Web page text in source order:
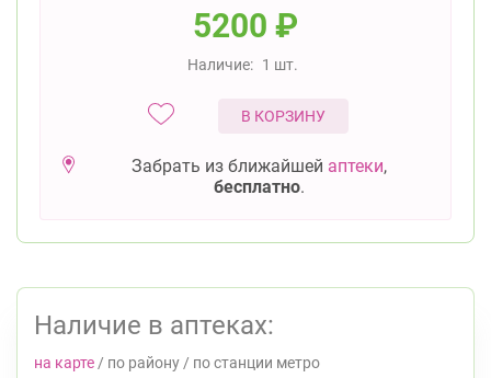
5200 ₽
Наличие: 1 шт.
В КОРЗИНУ
Забрать из ближайшей аптеки,
бесплатно.
Наличие в аптеках:
на карте / по району / по станции метро